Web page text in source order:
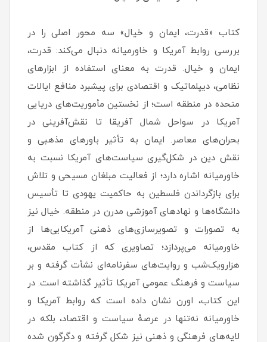
کتاب «قدرت، ایمان و خیال» سه محور اصلی را در
بررسی روابط آمریکا و خاورمیانه دنبال می‌کند: قدرت،
ایمان و خیال. قدرت به معنای استفاده از ابزارهای
نظامی، دیپلماتیک و اقتصادی برای پیشبرد منافع ایالات
متحده در منطقه است؛ از نخستین مأموریت‌های دریایی
آمریکا در سواحل شمال آفریقا تا نقش‌آفرینی در
بحران‌های معاصر. ایمان به تأثیر باورهای مذهبی و
نقش دین در شکل‌گیری سیاست‌های آمریکا نسبت به
خاورمیانه اشاره دارد؛ از فعالیت مبلغان مسیحی و تلاش
برای بازگرداندن فلسطین به حاکمیت یهودی تا تأسیس
دانشگاه‌ها و نهادهای آموزشی مدرن در منطقه. خیال نیز
به تصورات و تصویرسازی‌های ذهنی آمریکایی‌ها از
خاورمیانه می‌پردازد؛ تصاویری که از کتاب مقدس،
هزارویک‌شب و روایت‌های سفرنامه‌ای نشأت گرفته و بر
سیاست و فرهنگ عمومی آمریکا تأثیر گذاشته است. در
این کتاب، اورن نشان داده است که روابط آمریکا و
خاورمیانه نه‌تنها در عرصهٔ سیاست و اقتصاد، بلکه در
لایه‌های فرهنگی و ذهنی نیز شکل گرفته و دگرگون شده